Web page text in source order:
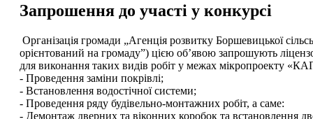
Запрошення до участі у конкурсі
Організація громади „Агенція розвитку Боршевицької
орієнтований на громаду”) цією об’явою запрошують
для виконання таких видів робіт у межах
- Проведення заміни покрівлі;
- Встановлення водостічної системи;
- Проведення ряду будівельно-монтажних робіт, а саме:
- Демонтаж дверних та віконних коробок та встановлення